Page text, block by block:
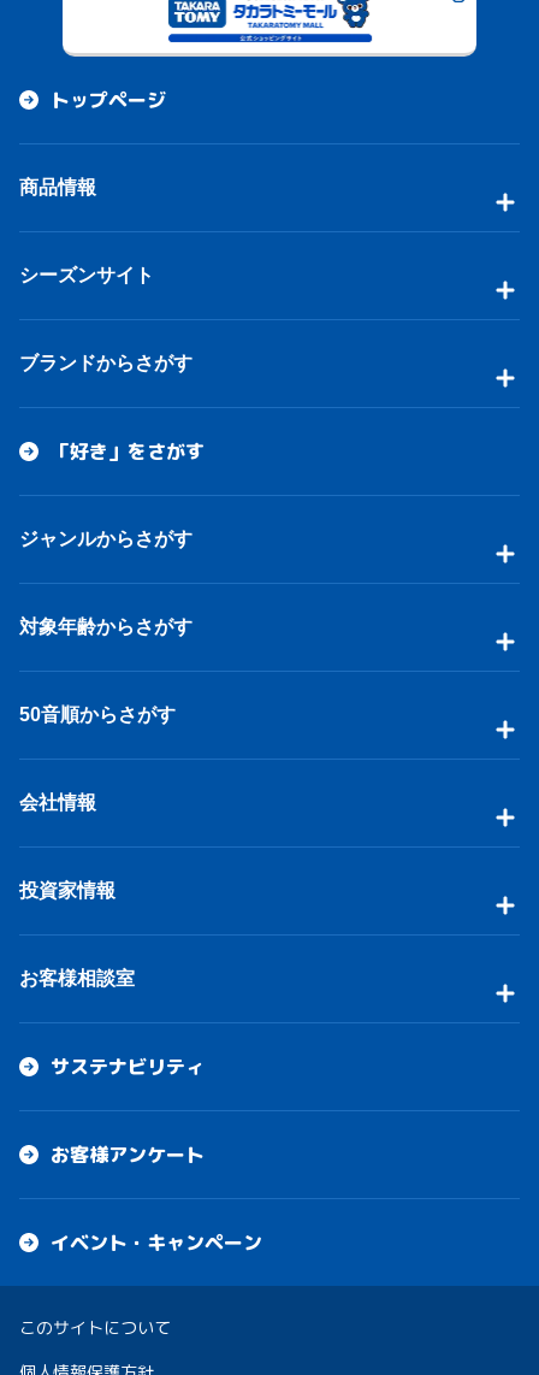
トップページ
商品情報
シーズンサイト
ブランドからさがす
「好き」をさがす
ジャンルからさがす
対象年齢からさがす
50音順からさがす
会社情報
投資家情報
お客様相談室
サステナビリティ
お客様アンケート
イベント・キャンペーン
このサイトについて